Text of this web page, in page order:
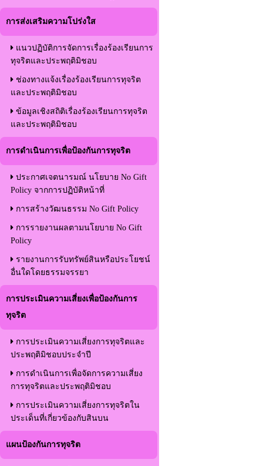
การส่งเสริมความโปร่งใส
แนวปฏิบัติการจัดการเรื่องร้องเรียนการ
ทุจริตและประพฤติมิชอบ
ช่องทางแจ้งเรื่องร้องเรียนการทุจริต
และประพฤติมิชอบ
ข้อมูลเชิงสถิติเรื่องร้องเรียนการทุจริต
และประพฤติมิชอบ
การดำเนินการเพื่อป้องกันการทุจริต
ประกาศเจตนารมณ์ นโยบาย No Gift
Policy จากการปฏิบัติหน้าที่
การสร้างวัฒนธรรม No Gift Policy
การรายงานผลตามนโยบาย No Gift
Policy
รายงานการรับทรัพย์สินหรือประโยชน์
อื่นใดโดยธรรมจรรยา
การประเมินความเสี่ยงเพื่อป้องกันการ
ทุจริต
การประเมินความเสี่ยงการทุจริตและ
ประพฤติมิชอบประจำปี
การดำเนินการเพื่อจัดการความเสี่ยง
การทุจริตและประพฤติมิชอบ
การประเมินความเสี่ยงการทุจริตใน
ประเด็นที่เกี่ยวข้องกับสินบน
แผนป้องกันการทุจริต